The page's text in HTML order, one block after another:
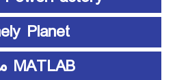
Planet
MATLAB متلب